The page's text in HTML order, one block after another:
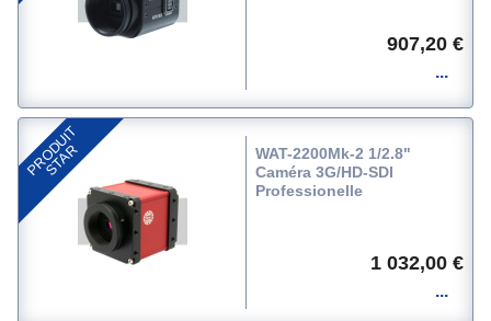
907,20 €
P
R
O
D
U
I
T
S
T
A
R
WAT-2200Mk-2 1/2.8"
Caméra 3G/HD-SDI
Professionelle
1 032,00 €